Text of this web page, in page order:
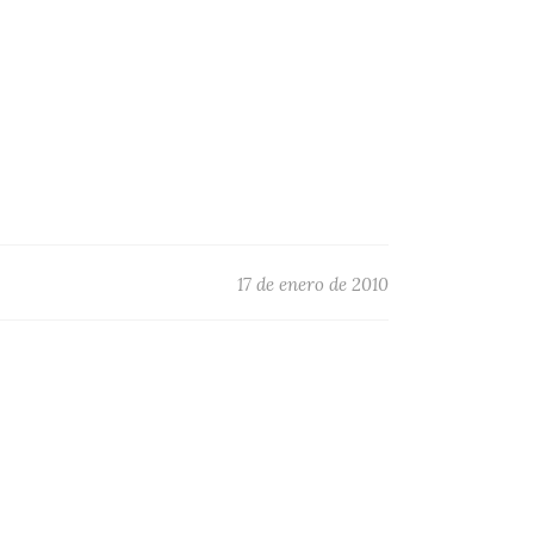
17 de enero de 2010